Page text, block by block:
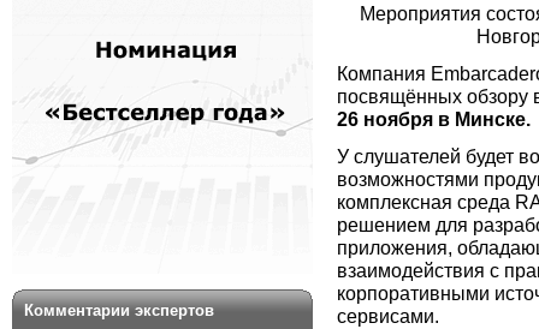
Комментарии экспертов
Мероприятия
Компания
посвящённых обзору
26 ноября в Минске.
У слушателей будет
возможностями
комплексная среда
решением для
приложения,
взаимодействия с
корпоративными
сервисами.